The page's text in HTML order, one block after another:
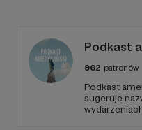
Podkast
962 patronów
Podkast
sugeruje